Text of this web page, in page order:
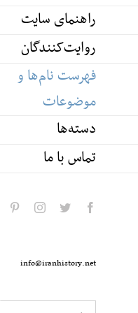
راهنمای سایت
روایت‌کنندگان
فهرست نام‌ها و
موضوعات
دسته‌ها
تماس با ما
facebook
twitter
info@iranhistory.net